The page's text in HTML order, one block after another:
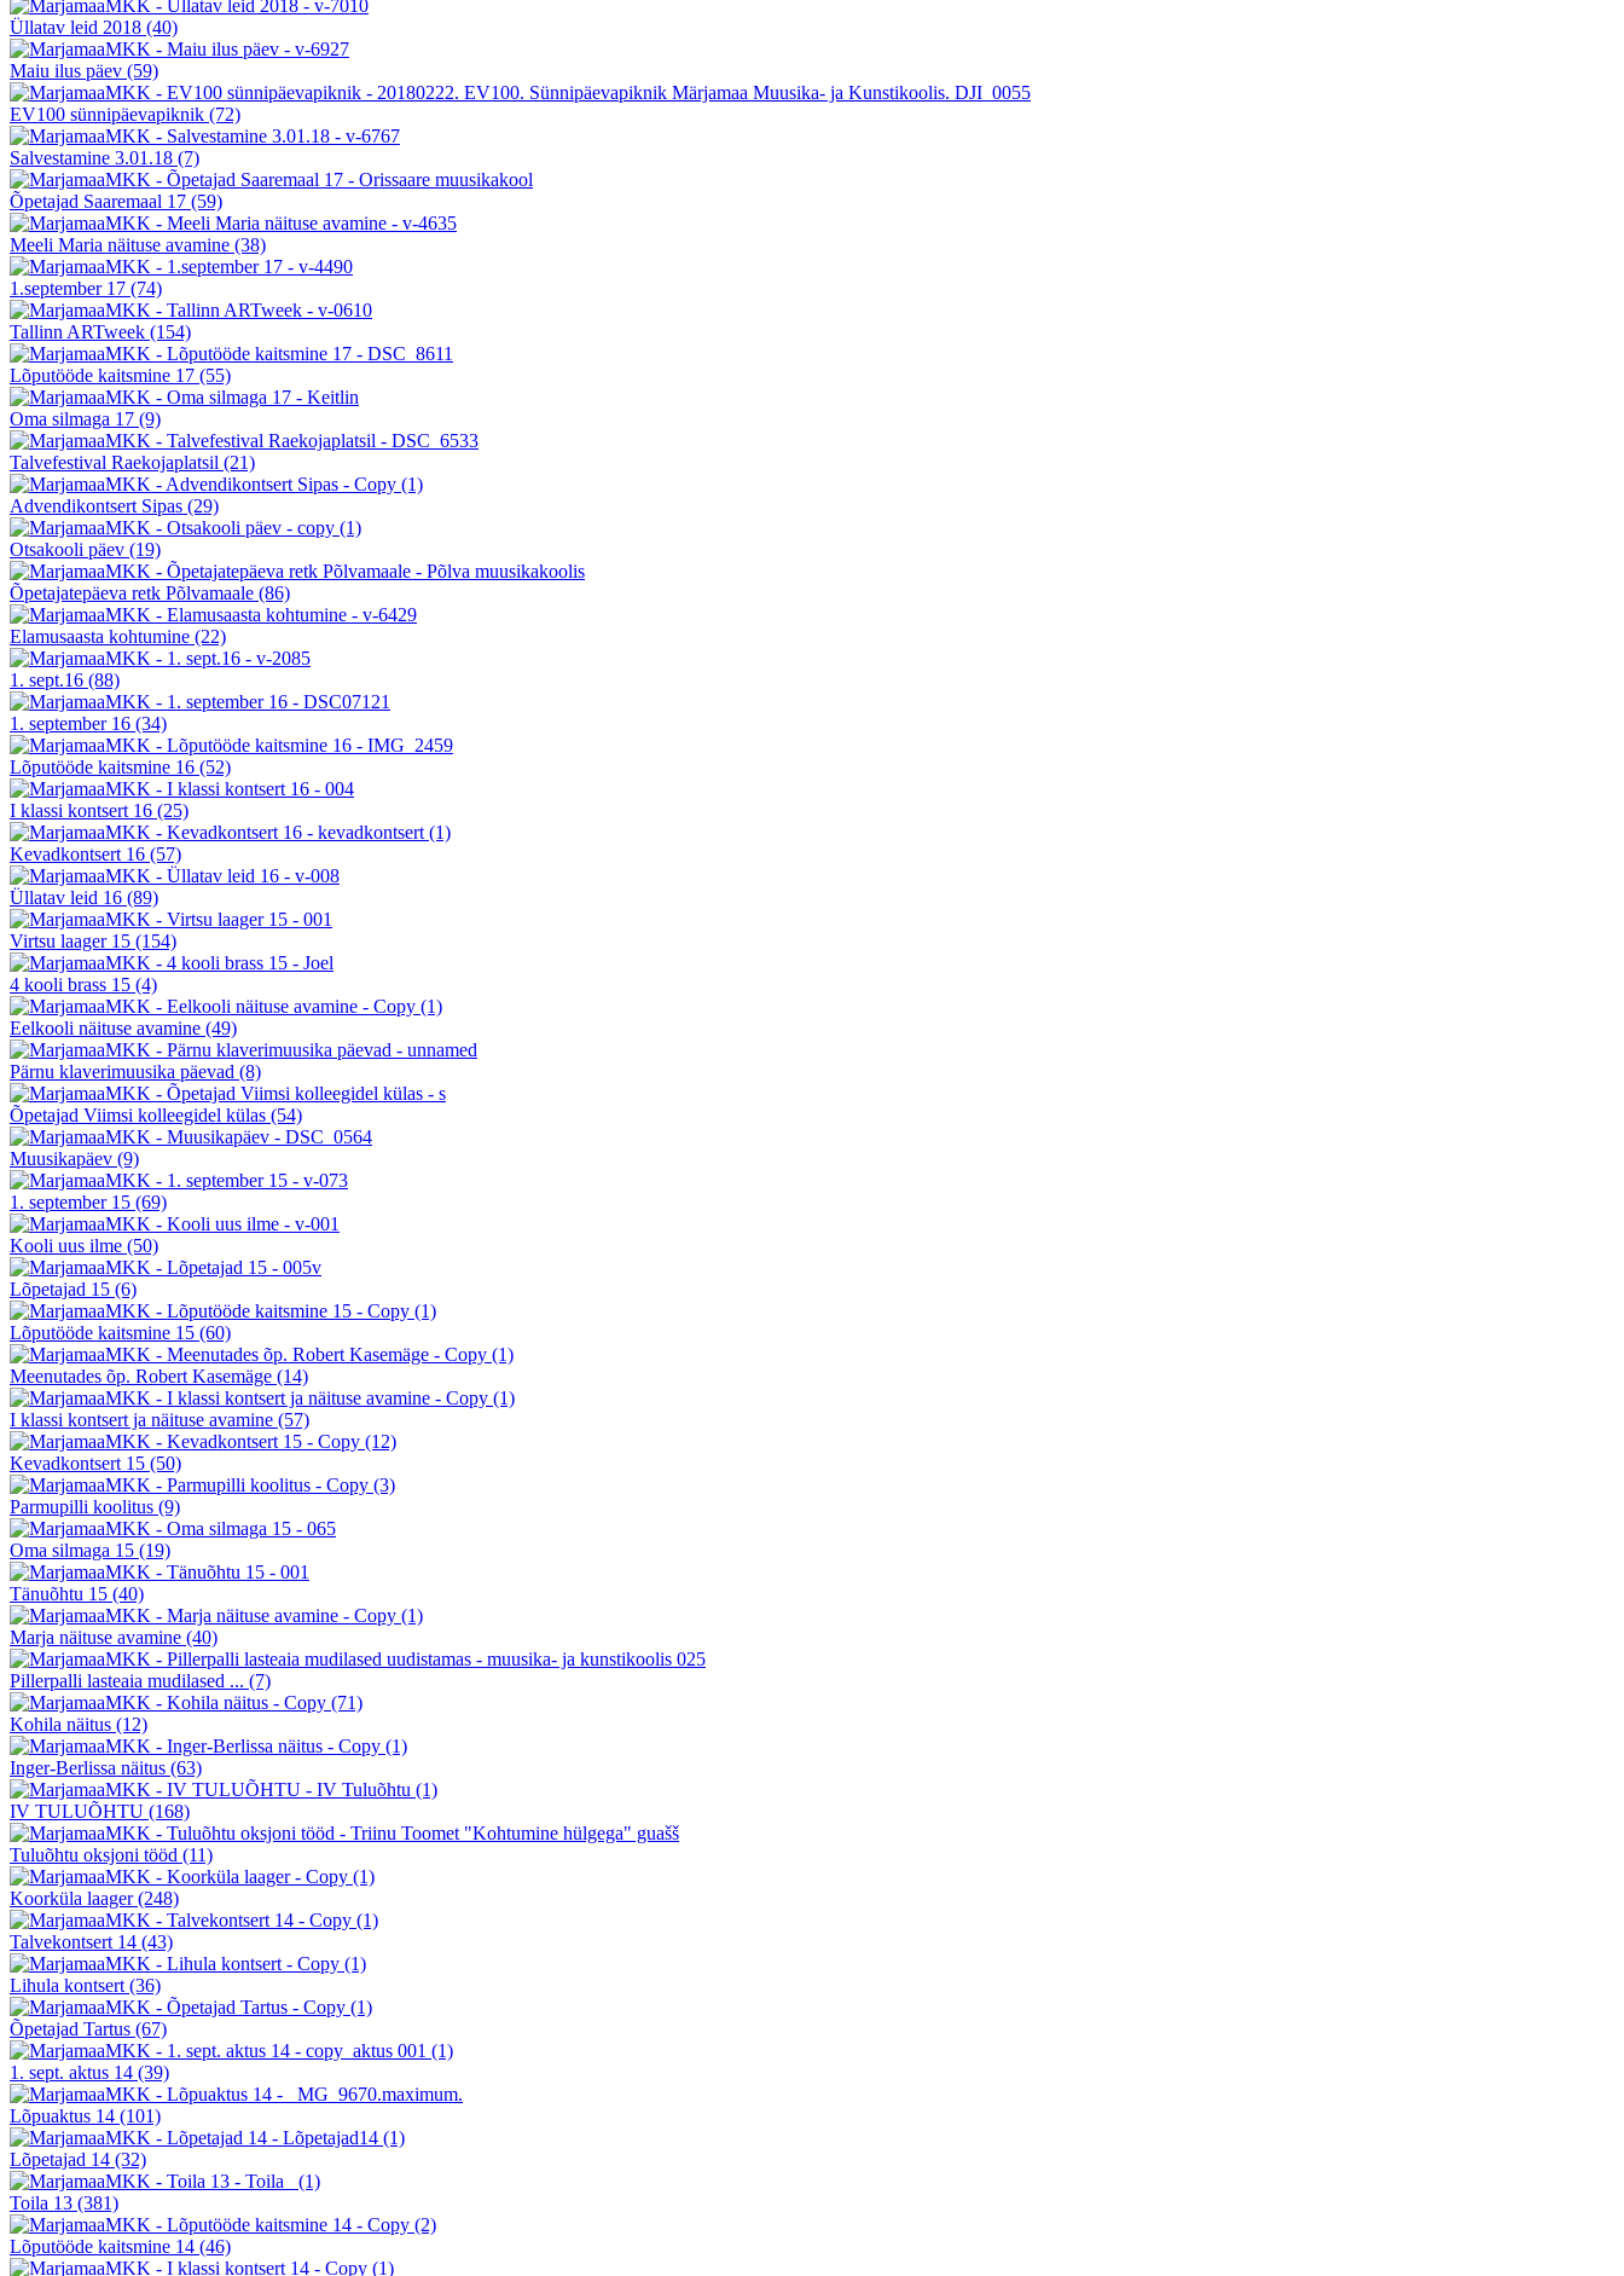
Üllatav leid 2018 (40)
Maiu ilus päev (59)
EV100 sünnipäevapiknik (72)
Salvestamine 3.01.18 (7)
Õpetajad Saaremaal 17 (59)
Meeli Maria näituse avamine (38)
1.september 17 (74)
Tallinn ARTweek (154)
Lõputööde kaitsmine 17 (55)
Oma silmaga 17 (9)
Talvefestival Raekojaplatsil (21)
Advendikontsert Sipas (29)
Otsakooli päev (19)
Õpetajatepäeva retk Põlvamaale (86)
Elamusaasta kohtumine (22)
1. sept.16 (88)
1. september 16 (34)
Lõputööde kaitsmine 16 (52)
I klassi kontsert 16 (25)
Kevadkontsert 16 (57)
Üllatav leid 16 (89)
Virtsu laager 15 (154)
4 kooli brass 15 (4)
Eelkooli näituse avamine (49)
Pärnu klaverimuusika päevad (8)
Õpetajad Viimsi kolleegidel külas (54)
Muusikapäev (9)
1. september 15 (69)
Kooli uus ilme (50)
Lõpetajad 15 (6)
Lõputööde kaitsmine 15 (60)
Meenutades õp. Robert Kasemäge (14)
I klassi kontsert ja näituse avamine (57)
Kevadkontsert 15 (50)
Parmupilli koolitus (9)
Oma silmaga 15 (19)
Tänuõhtu 15 (40)
Marja näituse avamine (40)
Pillerpalli lasteaia mudilased ... (7)
Kohila näitus (12)
Inger-Berlissa näitus (63)
IV TULUÕHTU (168)
Tuluõhtu oksjoni tööd (11)
Koorküla laager(248)
Talvekontsert 14 (43)
Lihula kontsert (36)
Õpetajad Tartus (67)
1. sept. aktus 14 (39)
Lõpuaktus 14 (101)
Lõpetajad 14 (32)
Toila 13 (381)
Lõputööde kaitsmine 14 (46)